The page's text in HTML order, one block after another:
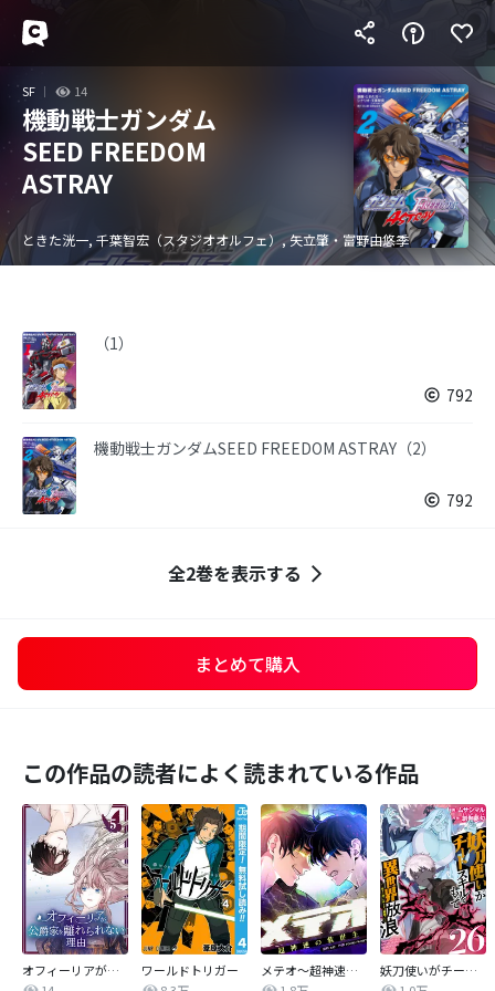
SF 14
機動戦士ガンダム
SEED FREEDOM
ASTRAY
ときた洸一, 千葉智宏（スタジオオルフェ）, 矢立肇・富野由悠季
（1）
792
機動戦士ガンダムSEED FREEDOM ASTRAY（2）
792
全2巻を表示する
まとめて購入
この作品の読者によく読まれている作品
オフィーリアが公爵家を離れられない理由【単行本版】
ワールドトリガー
メテオ～超神速の救世主～【タテヨミ】
妖刀使いがチートスキルをもって異世界放浪 ～生まれ持ったチートは最強！！～